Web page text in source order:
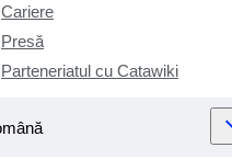
Cariere
Presă
Parteneriatul cu Catawiki